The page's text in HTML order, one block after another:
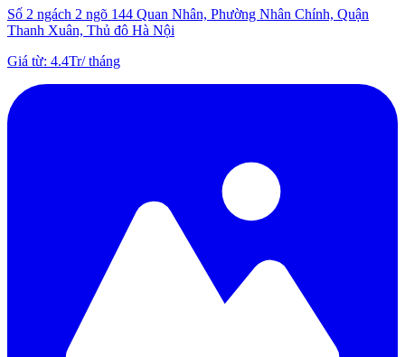
Số 2 ngách 2 ngõ 144 Quan Nhân, Phường Nhân Chính, Quận
Thanh Xuân, Thủ đô Hà Nội
Giá từ: 4.4Tr/tháng